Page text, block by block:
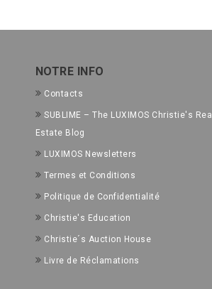
NOTRE INFO
Contacts
SUBLIME – The LUXIMOS Christie's Real
Estate Blog
LUXIMOS Newsletters
Termes et Conditions
Politique de Confidentialité
Christie's Education
Christie´s Auction House
Livre de Réclamations